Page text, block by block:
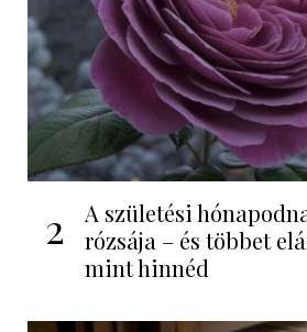
2
A születési
rózsája – és többet
mint hinnéd